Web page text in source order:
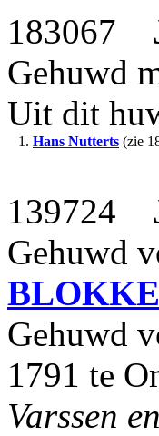
183067
Gehuwd
Uit dit
1. Hans Nutterts (zie
139724
Gehuwd
Gehuwd
1791 te
Varssen